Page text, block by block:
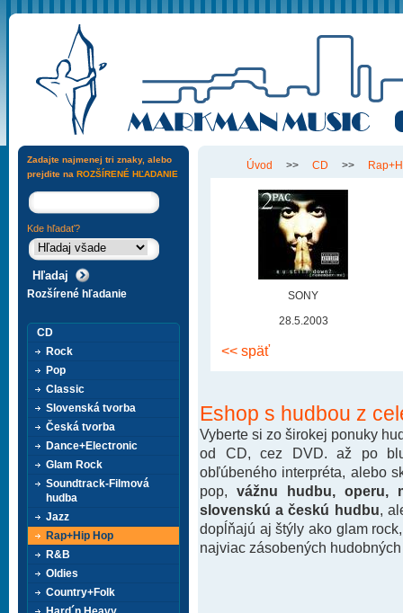
Úvod >> CD >>
SONY
28.5.2003
<< späť
Eshop s hudbou z
Vyberte si zo širokej ponuky
od CD, cez DVD. až po
obľúbeného interpréta, alebo
pop, vážnu hudbu, operu,
slovenskú a českú hudbu ,
dopĺňajú aj štýly ako glam
najviac zásobených
Zadajte najmenej tri znaky, alebo
prejdite na ROZŠÍRENÉ HĽADANIE
Kde hľadať?
Rozšírené hľadanie
CD
Rock
Pop
Classic
Slovenská tvorba
Česká tvorba
Dance+Electronic
Glam Rock
Soundtrack-Filmová
hudba
Jazz
Rap+Hip Hop
R&B
Oldies
Country+Folk